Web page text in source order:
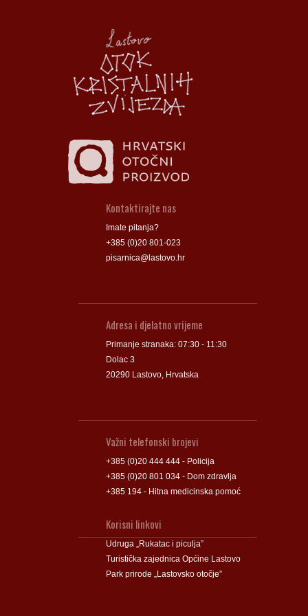
Groblje
Groblje
Kontaktirajte nas
Imate pitanja?
+385 (0)20 801-023
pisarnica@lastovo.hr
Adresa i djelatno vrijeme
Primanje stranaka: 07:30 - 11:30
Dolac 3
20290 Lastovo, Hrvatska
Važni telefonski brojevi
+385 (0)20 444 444 - Policija
+385 (0)20 801 034 - Dom zdravlja
+385 194 - Hitna medicinska pomoć
Korisni linkovi
Udruga „Rukatac i piculja”
Turistička zajednica Općine Lastovo
Park prirode „Lastovsko otočje”